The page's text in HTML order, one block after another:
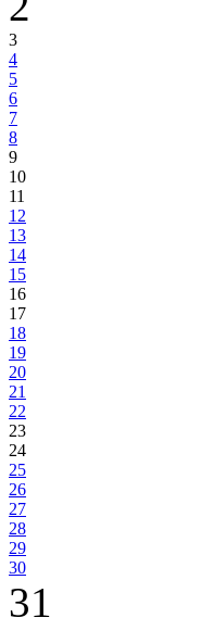
3
4
5
6
7
8
9
10
11
12
13
14
15
16
17
18
19
20
21
22
23
24
25
26
27
28
29
30
31